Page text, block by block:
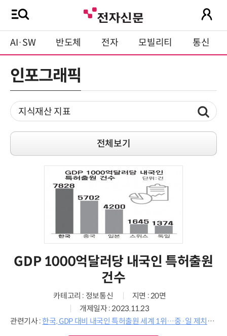
AI·SW 반도체 전자 모빌리티 통신
인포그래픽
전체보기
GDP 1000억달러당 내국인 특허출원
건수
카테고리 : 정보통신
지면 : 20면
개제일자 : 2023.11.23
관련기사 : 한국, GDP 대비 내국인 특허출원 세계 1위…중·일 제치고 5년 연속 TOP